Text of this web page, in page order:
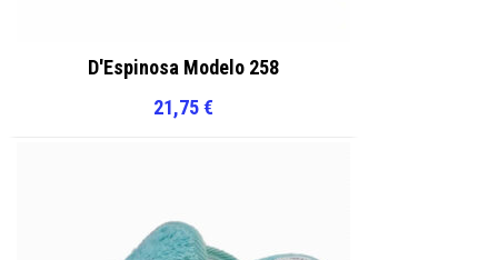
D'Espinosa Modelo 258
21,75€